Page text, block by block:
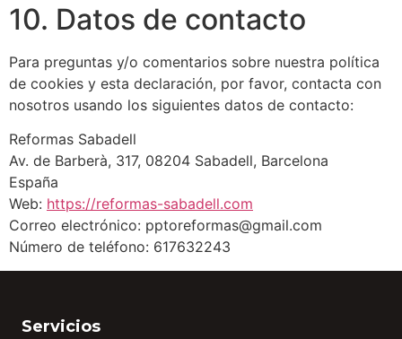
10. Datos de contacto
Para preguntas y/o comentarios sobre nuestra política
de cookies y esta declaración, por favor, contacta con
nosotros usando los siguientes datos de contacto:
Reformas Sabadell
Av. de Barberà, 317, 08204 Sabadell, Barcelona
España
Web: https://reformas-sabadell.com
Correo electrónico: pptoreformas@gmail.com
Número de teléfono: 617632243
Servicios